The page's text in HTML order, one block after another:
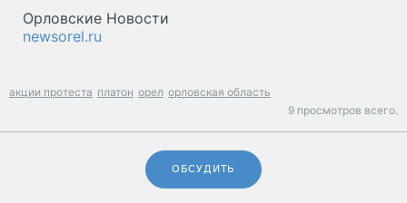
Орловские Новости
newsorel.ru
акции протеста платон орел орловская область
9 просмотров всего.
ОБСУДИТЬ